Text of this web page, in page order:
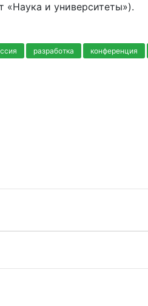
«Наука и университеты»).
разработка конференция